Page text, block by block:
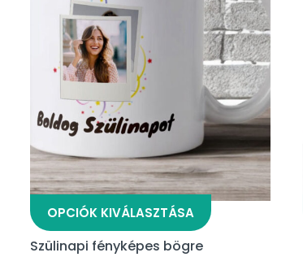
OPCIÓK KIVÁLASZTÁSA
Szülinapi fényképes bögre